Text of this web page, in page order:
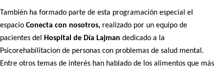
También ha formado parte de esta programación especial el
espacio Conecta con nosotros, realizado por un equipo de
pacientes del
Hospital de Día Lajman dedicado a la
Psicorehabilitacion de personas con problemas de salud mental.
Entre otros temas de interés han hablado de los alimentos que más